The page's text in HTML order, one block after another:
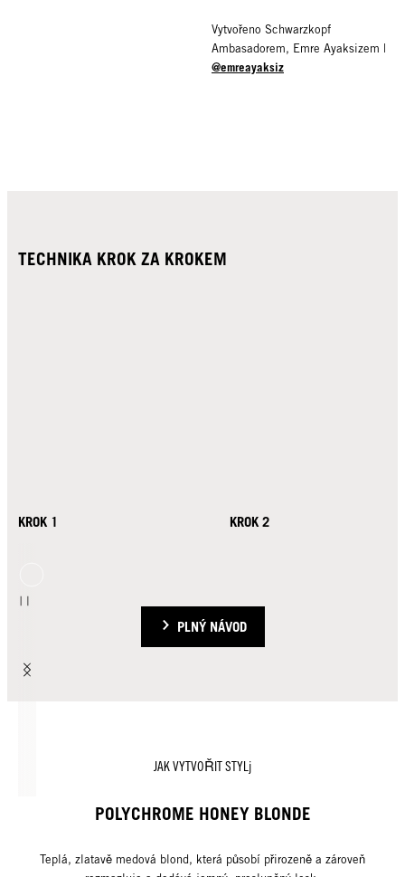
Vytvořeno Schwarzkopf
Ambasadorem, Emre Ayaksizem |
@emreayaksiz
TECHNIKA KROK ZA KROKEM
KROK 1 KROK 2
PLNÝ NÁVOD
JAK VYTVOŘIT STYLj
POLYCHROME HONEY BLONDE
Teplá, zlatavě medová blond, která působí přirozeně a zároveň